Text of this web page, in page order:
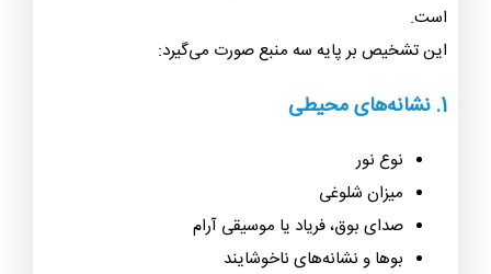
است.
این تشخیص بر پایه سه منبع صورت می‌گیرد:
1. نشانه‌های محیطی
نوع نور
میزان شلوغی
صدای بوق، فریاد یا موسیقی آرام
بوها و نشانه‌های ناخوشایند